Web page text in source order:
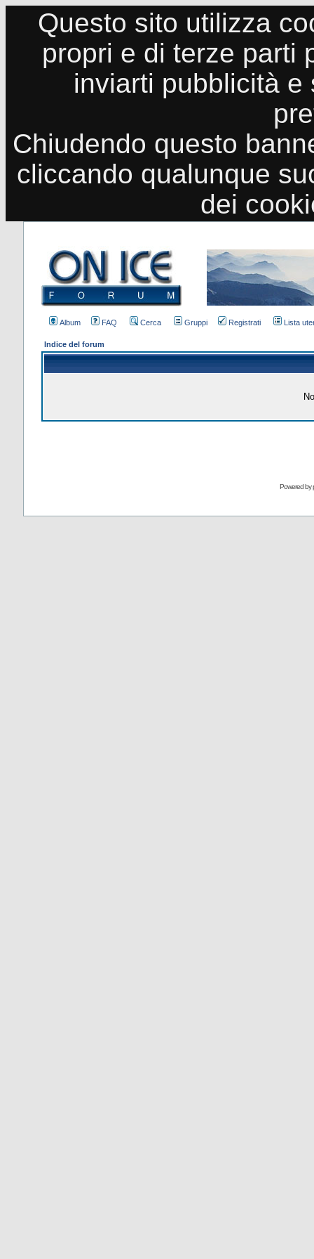
Questo sito utilizza
propri e di terze parti
inviarti pubblicità
Chiudendo questo
cliccando qualunque
dei
Album FAQ Cerca Gruppi Registrati Lista
Indice del forum
Powered by